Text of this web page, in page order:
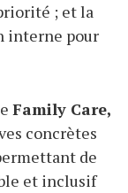
; et la
interne pour
Family Care,
concrètes
de
et inclusif